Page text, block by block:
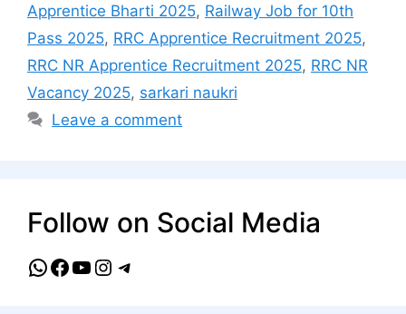
Apprentice Bharti 2025, Railway Job for 10th
Pass 2025, RRC Apprentice Recruitment 2025,
RRC NR Apprentice Recruitment 2025, RRC NR
Vacancy 2025, sarkari naukri
Leave a comment
Follow on Social Media
WhatsApp
Facebook
YouTube
Instagram
Telegram